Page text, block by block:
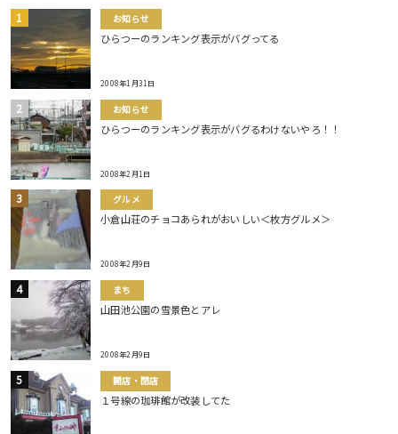
お知らせ
ひらつーのランキング表示がバグってる
2008年1月31日
お知らせ
ひらつーのランキング表示がバグるわけないやろ！！
2008年2月1日
グルメ
小倉山荘のチョコあられがおいしい＜枚方グルメ＞
2008年2月9日
まち
山田池公園の雪景色とアレ
2008年2月9日
開店・閉店
１号線の珈琲館が改装してた